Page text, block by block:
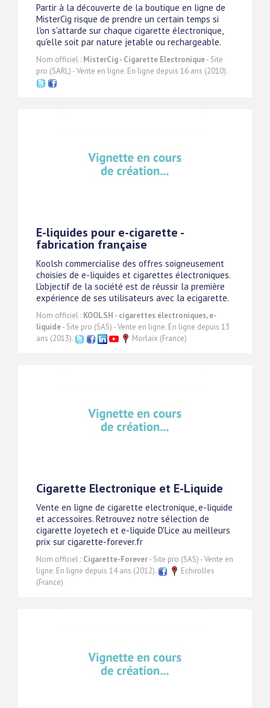
Partir à la découverte de la boutique en ligne de
MisterCig risque de prendre un certain temps si
l'on s'attarde sur chaque cigarette électronique,
qu'elle soit par nature jetable ou rechargeable.
Nom officiel : MisterCig - Cigarette Electronique- Site
pro (SARL) - Vente en ligne. En ligne depuis 16 ans (2010).
E-liquides pour e-cigarette -
fabrication française
Koolsh commercialise des offres soigneusement
choisies de e-liquides et cigarettes électroniques.
L'objectif de la société est de réussir la première
expérience de ses utilisateurs avec la ecigarette.
Nom officiel : KOOLSH - cigarettes électroniques, e-
liquide- Site pro (SAS) - Vente en ligne. En ligne depuis 13
ans (2013).
Morlaix (France)
Cigarette Electronique et E-Liquide
Vente en ligne de cigarette electronique, e-liquide
et accessoires. Retrouvez notre sélection de
cigarette Joyetech et e-liquide D'Lice au meilleurs
prix sur cigarette-forever.fr
Nom officiel : Cigarette-Forever- Site pro (SAS) - Vente en
ligne. En ligne depuis 14 ans (2012).
Echirolles
(France)